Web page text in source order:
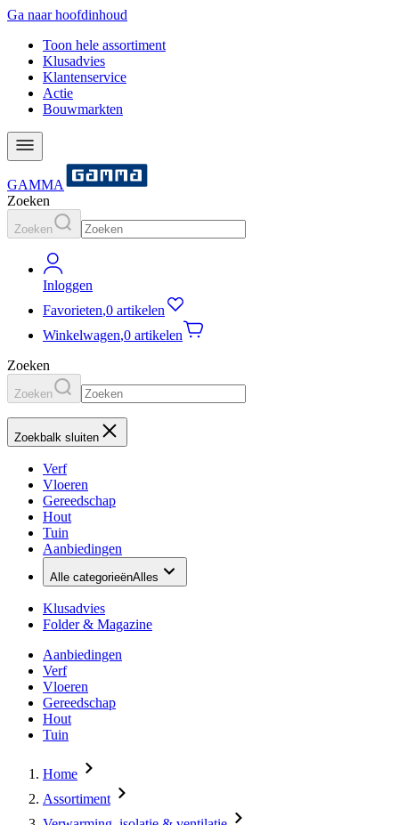
Ga naar hoofdinhoud
Toon hele assortiment
Klusadvies
Klantenservice
Actie
Bouwmarkten
GAMMA
Zoeken
Zoeken
Inloggen
Favorieten,0 artikelen
Winkelwagen,0 artikelen
Zoeken
Zoeken
Zoekbalk sluiten
Verf
Vloeren
Gereedschap
Hout
Tuin
Aanbiedingen
Alle categorieënAlles
Klusadvies
Folder & Magazine
Aanbiedingen
Verf
Vloeren
Gereedschap
Hout
Tuin
Home
Assortiment